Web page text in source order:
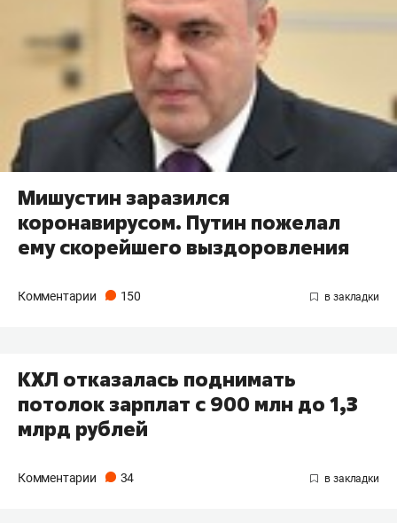
Мишустин заразился
коронавирусом. Путин пожелал
ему скорейшего выздоровления
Комментарии 150
КХЛ отказалась поднимать
потолок зарплат с 900 млн до 1,3
млрд рублей
Комментарии 34